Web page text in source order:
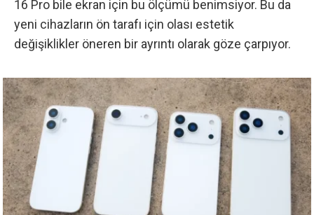
16 Pro bile ekran için bu ölçümü benimsiyor. Bu da
yeni cihazların ön tarafı için olası estetik
değişiklikler öneren bir ayrıntı olarak göze çarpıyor.